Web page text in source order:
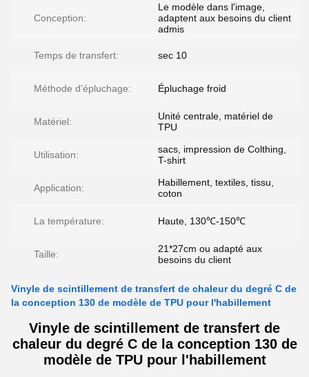
Conception:
Le modèle dans l'image,
adaptent aux besoins du client
admis
Temps de transfert: sec 10
Méthode d'épluchage: Épluchage froid
Matériel:
Unité centrale, matériel de
TPU
Utilisation:
sacs, impression de Colthing,
T-shirt
Application:
Habillement, textiles, tissu,
coton
La température: Haute, 130℃-150℃
Taille:
21*27cm ou adapté aux
besoins du client
Vinyle de scintillement de transfert de chaleur du degré C de
la conception 130 de modèle de TPU pour l'habillement
Vinyle de scintillement de transfert de
chaleur du degré C de la conception 130 de
modèle de TPU pour l'habillement